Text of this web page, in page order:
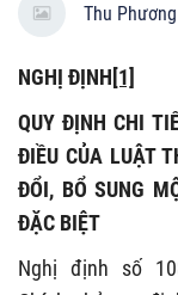
Thu Phương
NGHỊ ĐỊNH[1]
QUY ĐỊNH CHI
ĐIỀU CỦA LUẬT
ĐỔI, BỔ SUNG
ĐẶC BIỆT
Nghị định số